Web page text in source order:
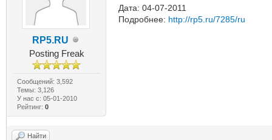
RP5.RU
Posting Freak
Сообщений: 3,592
Темы: 3,126
У нас с: 05-01-2010
Рейтинг: 0
Дата: 04-07-2011
Подробнее: http://rp5.ru/7285/ru
Найти